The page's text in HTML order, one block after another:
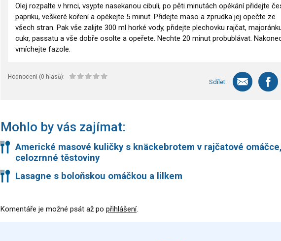
Olej rozpalte v hrnci, vsypte nasekanou cibuli, po pěti minutách opékání přidejte
papriku, veškeré koření a opékejte 5 minut. Přidejte maso a zprudka jej opečte ze
všech stran. Pak vše zalijte 300 ml horké vody, přidejte plechovku rajčat,
cukr, passatu a vše dobře osolte a opeřete. Nechte 20 minut probublávat.
vmíchejte fazole.
Hodnocení (0 hlasů):
Sdílet:
Mohlo by vás zajímat:
Americké masové kuličky s knäckebrotem v rajčatové
celozrnné těstoviny
Lasagne s boloňskou omáčkou a lilkem
Komentáře je možné psát až po přihlášení.